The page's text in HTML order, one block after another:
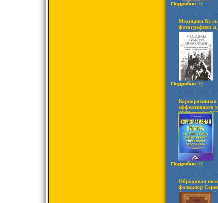
Медицина
фотографиях и
начала XX
книги-
Корпоративная
эффективного
2008 г инфо
Обрядовая
фольклор
фольклора